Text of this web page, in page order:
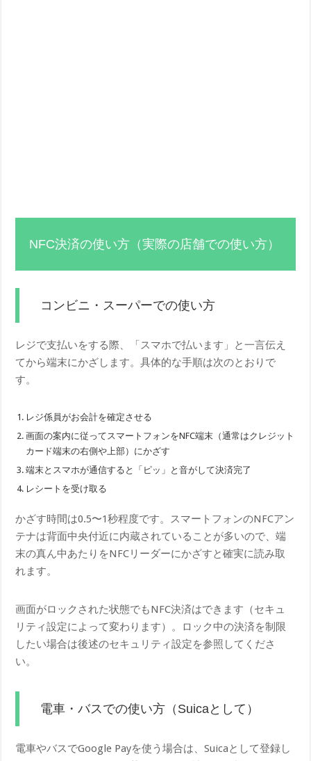
NFC決済の使い方（実際の店舗での使い方）
コンビニ・スーパーでの使い方
レジで支払いをする際、「スマホで払います」と一言伝え
てから端末にかざします。具体的な手順は次のとおりで
す。
レジ係員がお会計を確定させる
画面の案内に従ってスマートフォンをNFC端末（通常はクレジット
カード端末の右側や上部）にかざす
端末とスマホが通信すると「ピッ」と音がして決済完了
レシートを受け取る
かざす時間は0.5〜1秒程度です。スマートフォンのNFCアン
テナは背面中央付近に内蔵されていることが多いので、端
末の真ん中あたりをNFCリーダーにかざすと確実に読み取
れます。
画面がロックされた状態でもNFC決済はできます（セキュ
リティ設定によって変わります）。ロック中の決済を制限
したい場合は後述のセキュリティ設定を参照してくださ
い。
電車・バスでの使い方（Suicaとして）
電車やバスでGoogle Payを使う場合は、Suicaとして登録し